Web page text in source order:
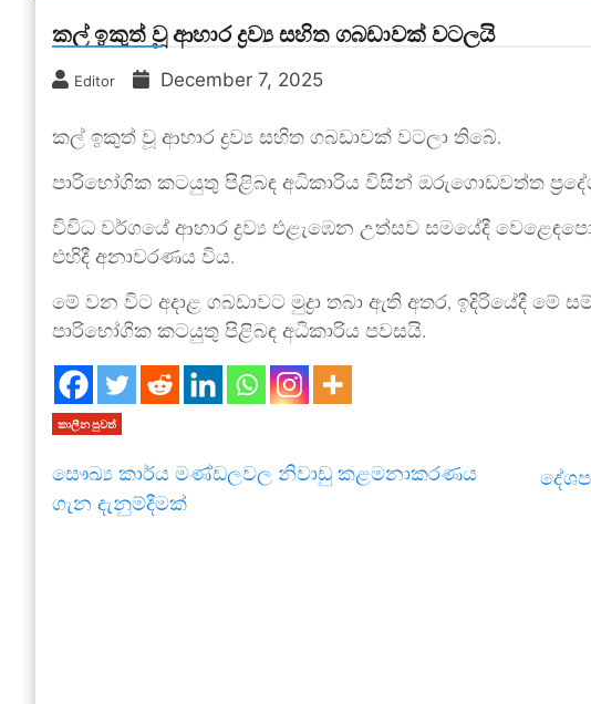
කල් ඉකුත් වූ ආහාර ද්‍රව්‍ය සහිත ගබඩාවක් වටලයි
Editor December 7, 2025
කල් ඉකුත් වූ ආහාර ද්‍රව්‍ය සහිත ගබඩාවක් වටලා තිබේ.
පාරිභෝගික කටයුතු පිළිබඳ අධිකාරිය විසින් ඔරුගොඩවත්ත
විවිධ වර්ගයේ ආහාර ද්‍රව්‍ය එළැඹෙන උත්සව සමයේදී
එහිදී අනාවරණය විය.
මේ වන විට අදාළ ගබඩාවට මුද්‍රා තබා ඇති අතර, ඉදිරියේදී
පාරිභෝගික කටයුතු පිළිබඳ අධිකාරිය පවසයි.
කාලීන පුවත්
සෞඛ්‍ය කාර්ය මණ්ඩලවල නිවාඩු කළමනාකරණය
ගැන දැනුම්දීමක්